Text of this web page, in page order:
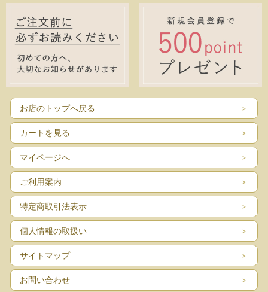
お店のトップへ戻る
カートを見る
マイページへ
ご利用案内
特定商取引法表示
個人情報の取扱い
サイトマップ
お問い合わせ